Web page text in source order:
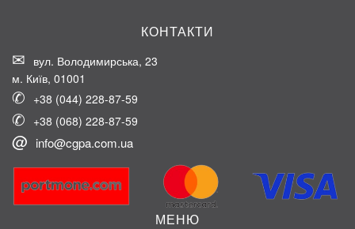
КОНТАКТИ
вул. Володимирська, 23
м. Київ, 01001
+38 (044) 228-87-59
+38 (068) 228-87-59
info@cgpa.com.ua
МЕНЮ